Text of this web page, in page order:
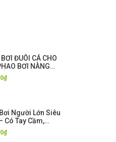
ĐUÔI CÁ CHO
BƠI NÀNG
CAO CẤP
Người Lớn Siêu
Có Tay Cầm,
Lật, Bơi Cực An